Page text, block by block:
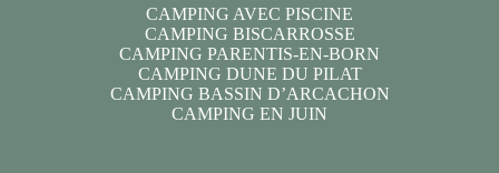
CAMPING AVEC PISCINE
CAMPING BISCARROSSE
CAMPING PARENTIS-EN-BORN
CAMPING DUNE DU PILAT
CAMPING BASSIN D’ARCACHON
CAMPING EN JUIN